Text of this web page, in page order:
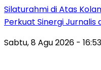
Silaturahmi di Atas
Perkuat Sinergi Jurnalis
Sabtu, 8 Agu 2026 -